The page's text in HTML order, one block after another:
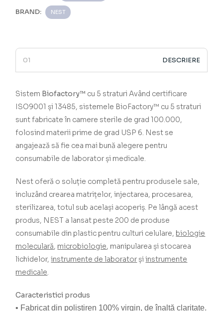
BRAND: NEST
DESCRIERE
Sistem Biofactory™ cu 5 straturi ­­­­­­­­­­­­­­­­­­­­­­­­­­­­­ Având certificare
ISO9001 și 13485, sistemele BioFactory™ cu 5 straturi
sunt fabricate în camere sterile de grad 100.000,
folosind materii prime de grad USP 6. Nest se
angajează să fie cea mai bună alegere pentru
consumabile de laborator și medicale.
Nest oferă o soluție completă pentru produsele sale,
incluzând crearea matrițelor, injectarea, procesarea,
sterilizarea, totul sub același acoperiș. Pe lângă acest
produs, NEST a lansat peste 200 de produse
consumabile din plastic pentru culturi celulare, biologie
moleculară, microbiologie, manipularea și stocarea
lichidelor,instrumente de laborator șiinstrumente
medicale.
Caracteristici produs
• Fabricat din polistiren 100% virgin, de înaltă claritate.